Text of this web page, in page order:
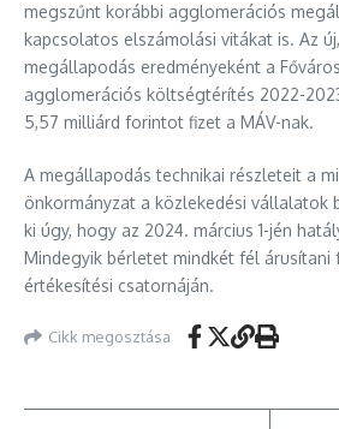
megszűnt korábbi agglomerációs
kapcsolatos elszámolási vitákat is. Az
megállapodás eredményeként a
agglomerációs költségtérítés 2022-
5,57 milliárd forintot fizet a MÁV-nak.
A megállapodás technikai részleteit a
önkormányzat a közlekedési vállalatok
ki úgy, hogy az 2024. március 1-jén
Mindegyik bérletet mindkét fél árusítani
értékesítési csatornáján.
Cikk megosztása